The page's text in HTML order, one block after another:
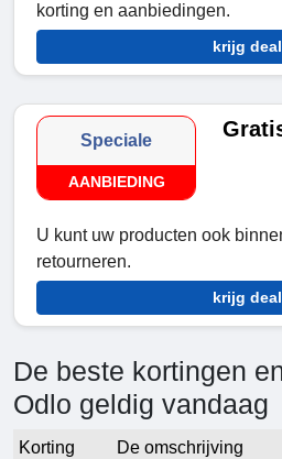
korting en aanbiedingen.
krijg deal
Speciale
AANBIEDING
U kunt uw producten ook
retourneren.
krijg deal
De beste kortingen
Odlo geldig vandaag
Korting De omschrijving